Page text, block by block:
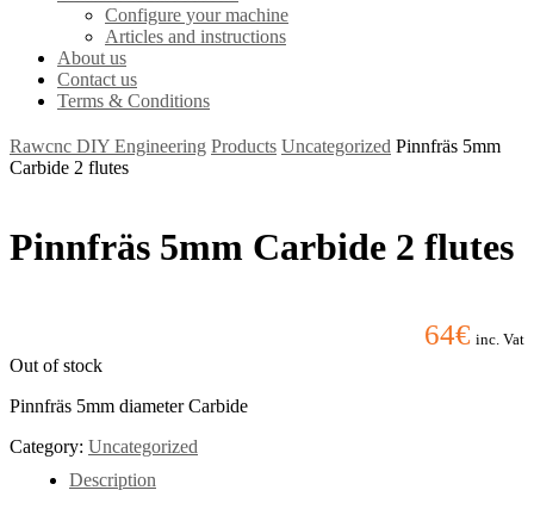
Configure your machine
Articles and instructions
About us
Contact us
Terms & Conditions
Rawcnc DIY Engineering Products Uncategorized Pinnfräs 5mm
Carbide 2 flutes
Pinnfräs 5mm Carbide 2 flutes
64€ inc. Vat
Out of stock
Pinnfräs 5mm diameter Carbide
Category: Uncategorized
Description